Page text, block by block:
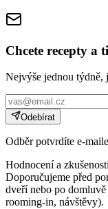
Chcete recepty a
Nejvýše jednou týdně,
Odebírat
Odběr potvrdíte e-
Hodnocení a
Doporučujeme před
dveří nebo po
rooming-in, návštěvy).